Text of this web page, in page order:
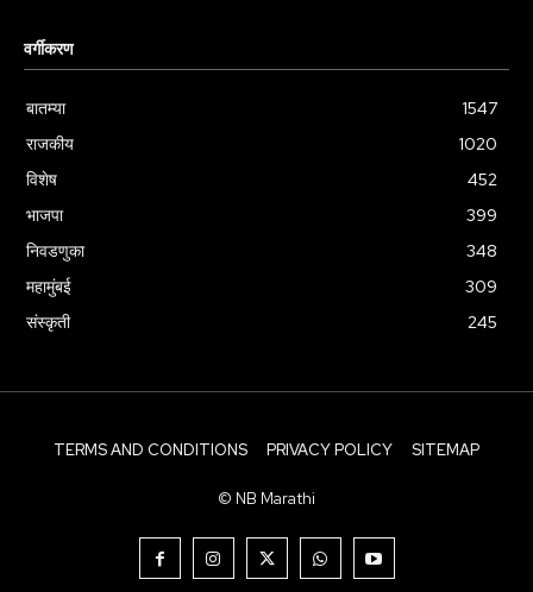
वर्गीकरण
बातम्या
1547
राजकीय
1020
विशेष
452
भाजपा
399
निवडणुका
348
महामुंबई
309
संस्कृती
245
TERMS AND CONDITIONS PRIVACY POLICY SITEMAP
© NB Marathi